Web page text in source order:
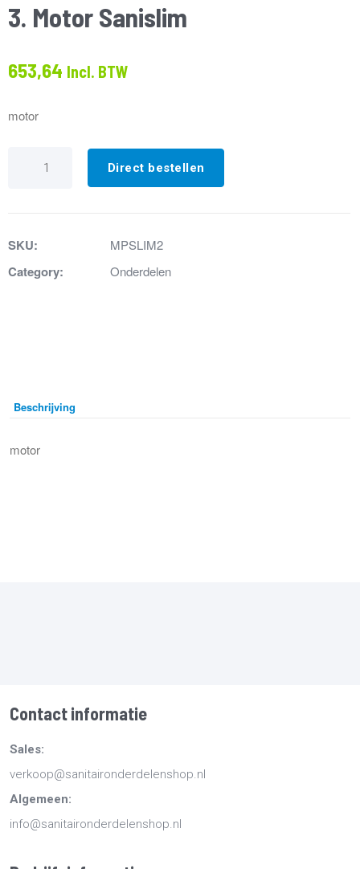
3. Motor Sanislim
653,64 Incl. BTW
motor
Direct bestellen
SKU: MPSLIM2
Category: Onderdelen
Beschrijving
motor
Contact informatie
Sales:
verkoop@sanitaironderdelenshop.nl
Algemeen:
info@sanitaironderdelenshop.nl